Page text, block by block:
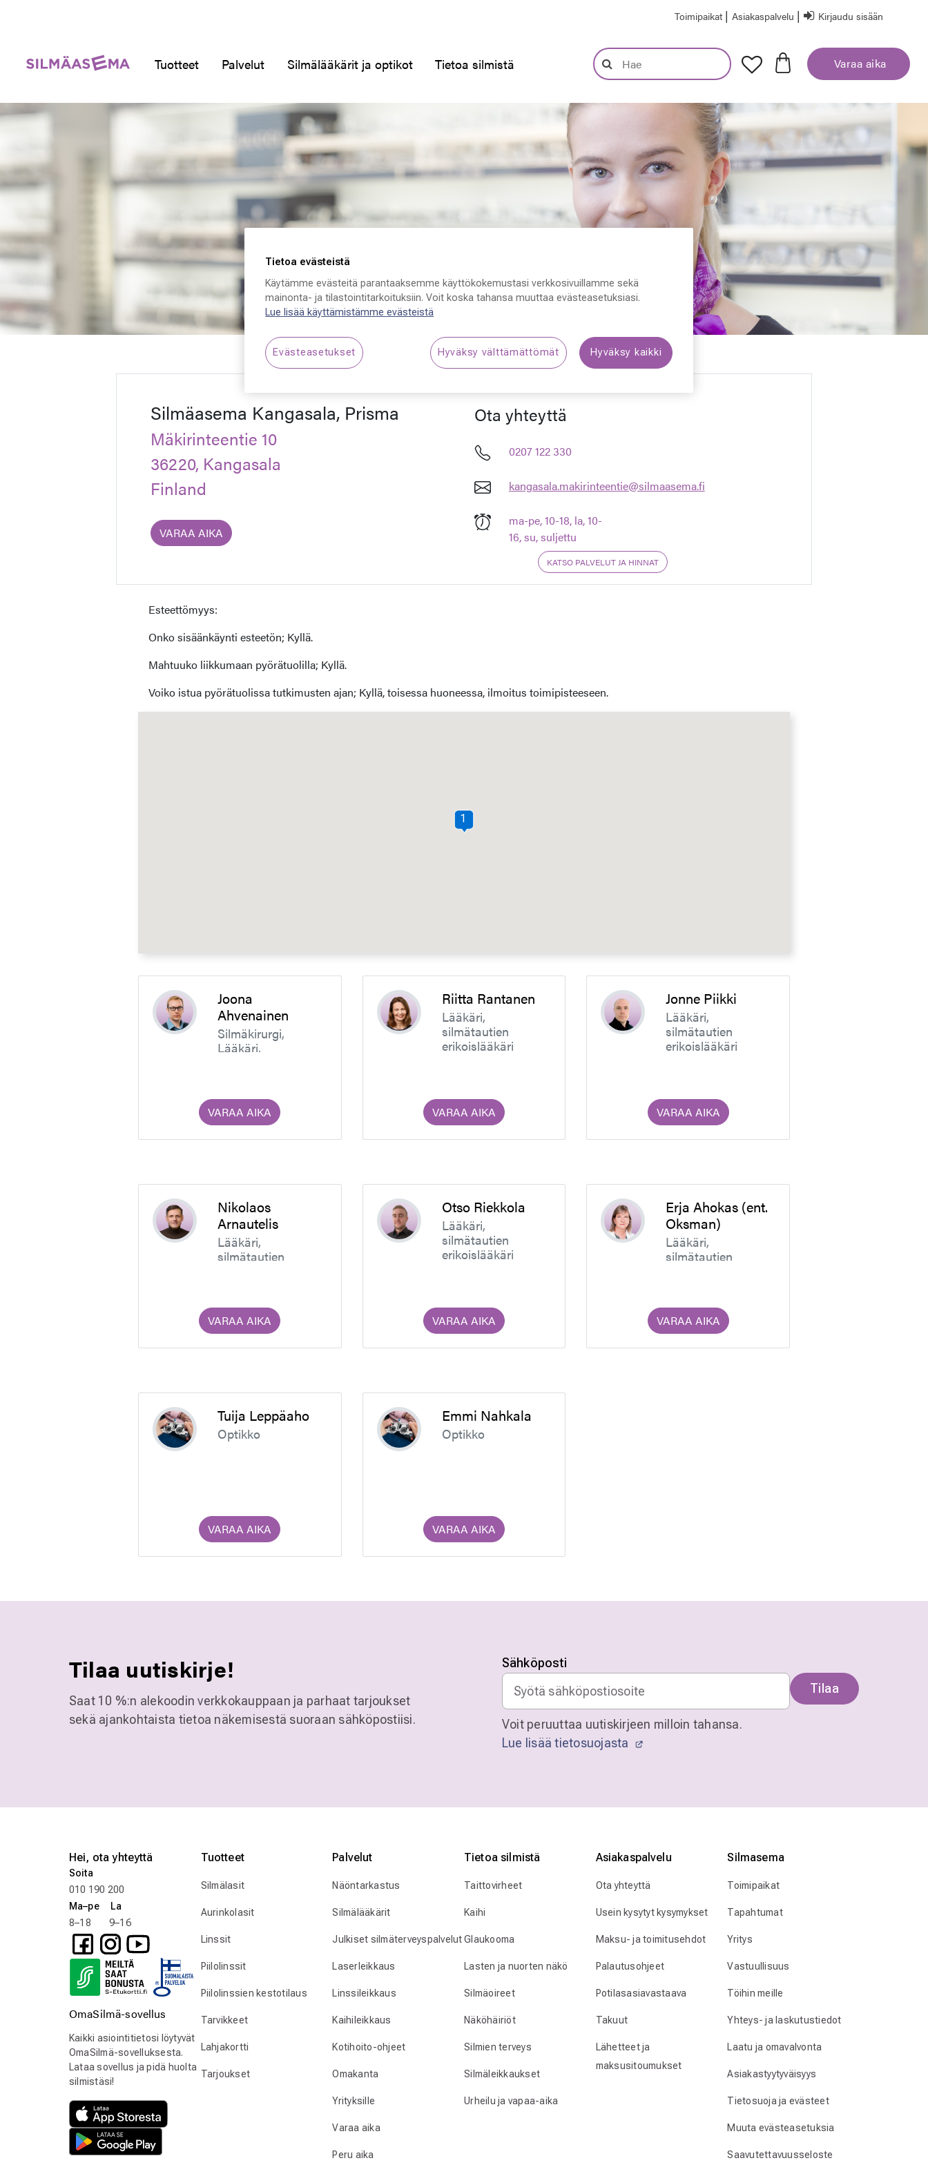
Toimipaikat | Asiakaspalvelu | Kirjaudu sisään
Tuotteet Palvelut Silmälääkärit ja optikot Tietoa silmistä Varaa aika
Silmäasema Kangasala, Prisma
Mäkirinteentie 10
36220, Kangasala
Finland
VARAA AIKA
Ota yhteyttä
0207 122 330
kangasala.makirinteentie@silmaasema.fi
ma-pe, 10-18, la, 10-
16, su, suljettu
KATSO PALVELUT JA HINNAT
Esteettömyys:
Onko sisäänkäynti esteetön; Kyllä.
Mahtuuko liikkumaan pyörätuolilla; Kyllä.
Voiko istua pyörätuolissa tutkimusten ajan; Kyllä, toisessa huoneessa, ilmoitus toimipisteeseen.
1
Joona
Ahvenainen
Silmäkirurgi,
Lääkäri,
VARAA AIKA
Riitta Rantanen
Lääkäri,
silmätautien
erikoislääkäri
VARAA AIKA
Jonne Piikki
Lääkäri,
silmätautien
erikoislääkäri
VARAA AIKA
Nikolaos
Arnautelis
Lääkäri,
silmätautien
VARAA AIKA
Otso Riekkola
Lääkäri,
silmätautien
erikoislääkäri
VARAA AIKA
Erja Ahokas (ent.
Oksman)
Lääkäri,
silmätautien
VARAA AIKA
Tuija Leppäaho
Optikko
VARAA AIKA
Emmi Nahkala
Optikko
VARAA AIKA
Tilaa uutiskirje!
Saat 10 %:n alekoodin verkkokauppaan ja parhaat tarjoukset
sekä ajankohtaista tietoa näkemisestä suoraan sähköpostiisi.
Sähköposti
Tilaa
Voit peruuttaa uutiskirjeen milloin tahansa.
Lue lisää tietosuojasta
Hei, ota yhteyttä
Soita
010 190 200
Ma–pe La
8–18 9–16
OmaSilmä-sovellus
Kaikki asiointitietosi löytyvät
OmaSilmä-sovelluksesta.
Lataa sovellus ja pidä huolta
silmistäsi!
Tuotteet
Silmälasit
Aurinkolasit
Linssit
Piilolinssit
Piilolinssien kestotilaus
Tarvikkeet
Lahjakortti
Tarjoukset
Palvelut
Näöntarkastus
Silmälääkärit
Julkiset silmäterveyspalvelut
Laserleikkaus
Linssileikkaus
Kaihileikkaus
Kotihoito-ohjeet
Omakanta
Yrityksille
Varaa aika
Peru aika
Tietoa silmistä
Taittovirheet
Kaihi
Glaukooma
Lasten ja nuorten näkö
Silmäoireet
Näköhäiriöt
Silmien terveys
Silmäleikkaukset
Urheilu ja vapaa-aika
Asiakaspalvelu
Ota yhteyttä
Usein kysytyt kysymykset
Maksu- ja toimitusehdot
Palautusohjeet
Potilasasiavastaava
Takuut
Lähetteet ja
maksusitoumukset
Silmӓasema
Toimipaikat
Tapahtumat
Yritys
Vastuullisuus
Töihin meille
Yhteys- ja laskutustiedot
Laatu ja omavalvonta
Asiakastyytyväisyys
Tietosuoja ja evästeet
Muuta evästeasetuksia
Saavutettavuusseloste
Tietoa evästeistä
Käytämme evästeitä parantaaksemme käyttökokemustasi verkkosivuillamme sekä
mainonta- ja tilastointitarkoituksiin. Voit koska tahansa muuttaa evästeasetuksiasi.
Lue lisää käyttämistämme evästeistä
Evästeasetukset Hyväksy välttämättömät Hyväksy kaikki